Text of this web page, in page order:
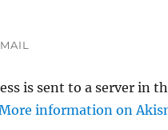
is sent to a server in
information on